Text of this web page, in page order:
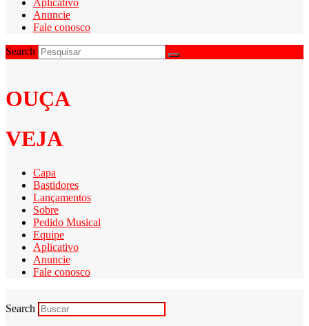
Anuncie
Fale conosco
Search
OUÇA
VEJA
Capa
Bastidores
Lançamentos
Sobre
Pedido Musical
Equipe
Aplicativo
Anuncie
Fale conosco
Search